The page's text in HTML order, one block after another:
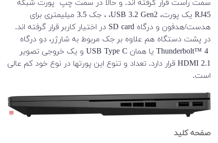
سمت راست قرار گرفته اند. و حالا در سمت چپ پورت شبکه
RJ45 یک پورت، USB 3.2 Gen2، ، جک 3.5 میلیمتری برای
هدست/هدفون و درگاه SD card در اختیار کاربر قرار گرفته اند.
در پشت دستگاه هم علاوه بر جک مربوط به شارژر، دو درگاه
Thunderbolt™ 4 یا همان USB Type C و یک خروجی تصویر
HDMI 2.1 قرار دارد. تعداد و تنوع این پورتها در نوع خود کم عالی
است.
صفحه کلید